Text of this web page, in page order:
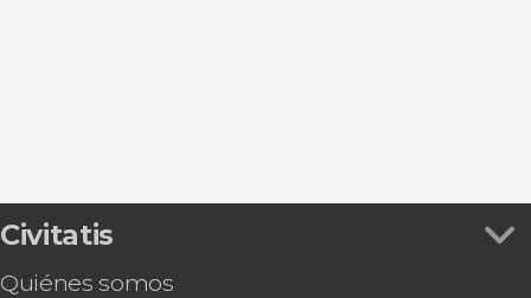
Civitatis
Quiénes somos